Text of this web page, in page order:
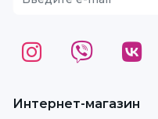
Интернет-магазин